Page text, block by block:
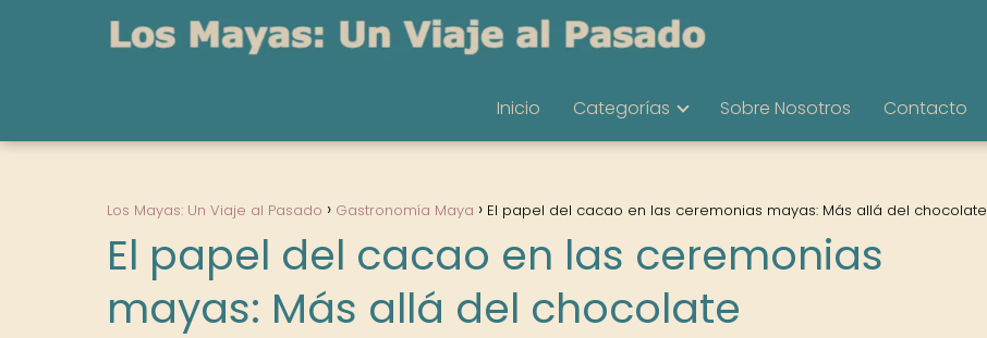
Inicio Categorías Sobre Nosotros Contacto
Los Mayas: Un Viaje al Pasado Gastronomía Maya El papel del cacao en las ceremonias mayas: Más allá del chocolate
El papel del cacao en las ceremonias
mayas: Más allá del chocolate